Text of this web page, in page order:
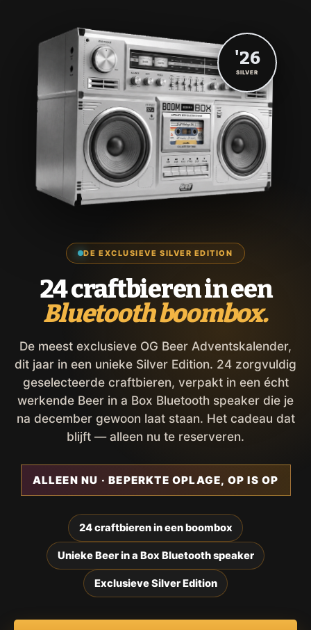
DE EXCLUSIEVE SILVER EDITION
24 craftbieren in een
Bluetooth boombox.
De meest exclusieve OG Beer Adventskalender,
dit jaar in een unieke Silver Edition. 24 zorgvuldig
geselecteerde craftbieren, verpakt in een écht
werkende Beer in a Box Bluetooth speaker die je
na december gewoon laat staan. Het cadeau dat
blijft — alleen nu te reserveren.
ALLEEN NU · BEPERKTE OPLAGE, OP IS OP
24 craftbieren in een boombox
Unieke Beer in a Box Bluetooth speaker
Exclusieve Silver Edition
'26
SILVER